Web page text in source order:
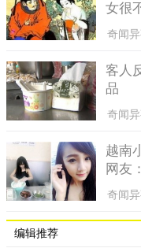
龙在中华文化长期以
女很
奇闻
客人
品
奇闻
越南
网友
奇闻
编辑推荐